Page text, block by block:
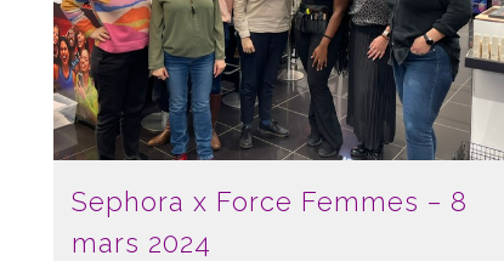
Sephora x Force Femmes – 8
mars 2024